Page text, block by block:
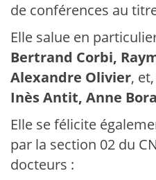
de conférences au
Elle salue en
Bertrand Corbi,
Alexandre Olivier,
Inès Antit, Anne
Elle se félicite
par la section 02 du
docteurs :